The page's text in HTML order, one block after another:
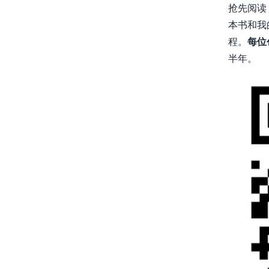
抢先阅
本书和我
程。 每位
半年。